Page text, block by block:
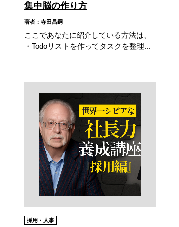
集中脳の作り方
著者：寺田昌嗣
ここであなたに紹介している方法は、
・Todoリストを作ってタスクを整理...
採用・人事